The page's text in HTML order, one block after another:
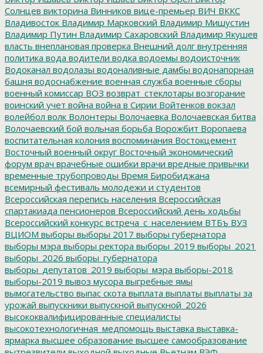
Солнцев викторина Винников вице-премьер ВИЧ ВККС
Владивосток Владимир Марковский Владимир Мишустин
Владимир Путин Владимир Сахаровский Владимир Якушев
власть внеплановая проверка Внешний долг внутренняя
политика вода водители водка водоемы водоисточник
Водоканал водолазы водоналивные дамбы водонапорная
башня водоснабжение военная служба военные сборы
военный комиссар ВОЗ возврат_стеклотары возгорание
воинский учет война война в Сирии Войтенков вокзал
волейбол волк Волонтеры Волочаевка Волочаевская битва
Волочаевский бой вольная борьба Ворожбит Воропаева
воспитательная колония воспоминания Востокцемент
Восточный военный округ Восточный экономический
форум врач врачебные ошибки врачи вредные привычки
временные трубопроводы Время Биробиджана
всемирный фестиваль молодежи и студентов
Всероссийская перепись населения Всероссийская
спартакиада пенсионеров Всероссийский день ходьбы
Всероссийский конкурс встреча_с_населением ВТБъ ВУЗ
ВЦИОМ выборы выборы 2017 выборы губернатора
выборы мэра выборы ректора выборы_2019 выборы_2021
выборы_2026 выборы_губернатора
выборы_депутатов_2019 выборы_мэра выборы-2018
выборы-2019 вывоз мусора выгребные ямы
вымогательство выпас скота выплата выплаты выплаты за
урожай выпускники выпускной выпускной_2026
высококвалифицированные специалисты
высокотехнологичная_медпомощь выставка выставка-
ярмарка высшее образование высшее самообразование